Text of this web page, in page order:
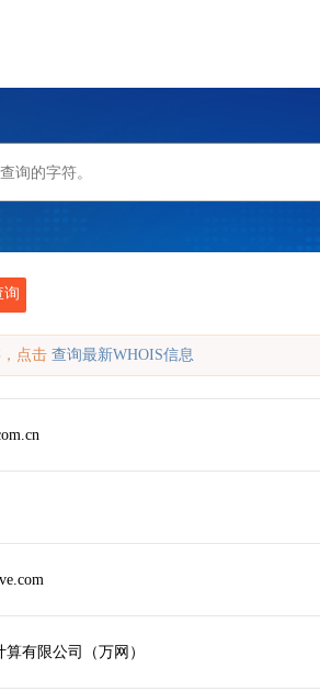
询
点击 查询最新WHOIS信息
算有限公司（万网）